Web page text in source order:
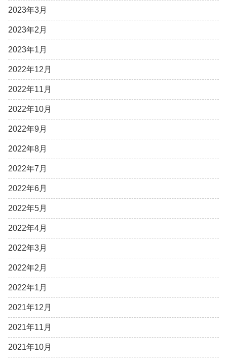
2023年3月
2023年2月
2023年1月
2022年12月
2022年11月
2022年10月
2022年9月
2022年8月
2022年7月
2022年6月
2022年5月
2022年4月
2022年3月
2022年2月
2022年1月
2021年12月
2021年11月
2021年10月